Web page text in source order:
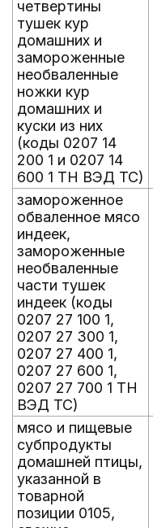
четвертины
тушек кур
домашних и
замороженные
необваленные
ножки кур
домашних и
куски из них
(коды 0207 14
200 1 и 0207 14
600 1 ТН ВЭД ТС)
замороженное
обваленное мясо
индеек,
замороженные
необваленные
части тушек
индеек (коды
0207 27 100 1,
0207 27 300 1,
0207 27 400 1,
0207 27 600 1,
0207 27 700 1 ТН
ВЭД ТС)
мясо и пищевые
субпродукты
домашней птицы,
указанной в
товарной
позиции 0105,